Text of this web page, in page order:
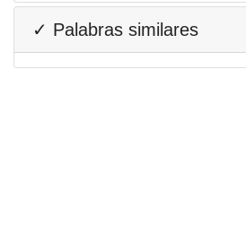
✓ Palabras similares